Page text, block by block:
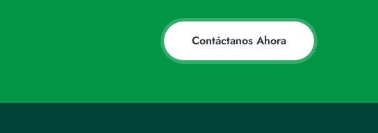
Contáctanos Ahora